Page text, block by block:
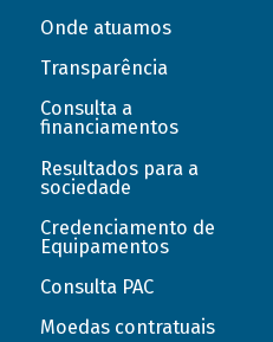
Onde atuamos
Transparência
Consulta a
financiamentos
Resultados para a
sociedade
Credenciamento de
Equipamentos
Consulta PAC
Moedas contratuais